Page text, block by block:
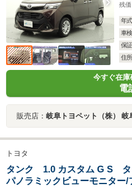
残
年式
車検
保証
住所
今すぐ在
電
販売店： 岐阜トヨペット（株） 岐
トヨタ
タンク 1.0 カスタム G S タ
パノラミックビューモニター